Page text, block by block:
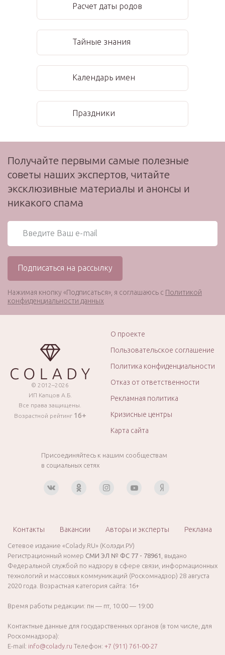
Расчет даты родов
Тайные знания
Календарь имен
Праздники
Получайте первыми самые полезные
советы наших экспертов, читайте
эксклюзивные материалы и анонсы и
никакого спама
Нажимая кнопку «Подписаться», я соглашаюсь с Политикой
конфиденциальности данных
© 2012–2026
ИП Капцов А.Б.
Все права защищены.
Возрастной рейтинг 16+
О проекте
Пользовательское соглашение
Политика конфиденциальности
Отказ от ответственности
Рекламная политика
Кризисные центры
Карта сайта
Присоединяйтесь к нашим сообществам
в социальных сетях
Контакты Вакансии Авторы и эксперты Реклама
Сетевое издание «Colady.RU» (Колэди.РУ)
Регистрационный номер СМИ ЭЛ № ФС 77 - 78961
, выдано
Федеральной службой по надзору в сфере связи, информационных
технологий и массовых коммуникаций (Роскомнадзор) 28 августа
2020 года. Возрастная категория сайта: 16+
Время работы редакции: пн — пт, 10:00 — 19:00
Контактные данные для государственных органов (в том числе, для
Роскомнадзора):
E-mail: info@colady.ru Телефон: +7 (911) 761-00-27